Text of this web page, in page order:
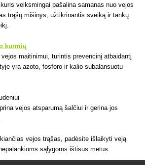
veiksmingai pašalina samanas nuo vejos
trąšų mišinys, užtikrinantis sveiką ir tankų
kurmių
maitinimui, turintis prevencinį atbaidantį
yra azoto, fosforo ir kalio subalansuotu
vejos atsparumą šalčiui ir gerina jos
vejos trąšas, padėsite išlaikyti veją
sąlygoms ištisus metus.